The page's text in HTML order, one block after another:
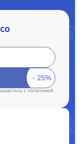
cполитикой